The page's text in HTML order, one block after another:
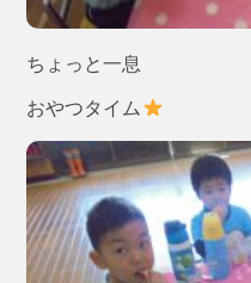
ちょっと一息
おやつタイム